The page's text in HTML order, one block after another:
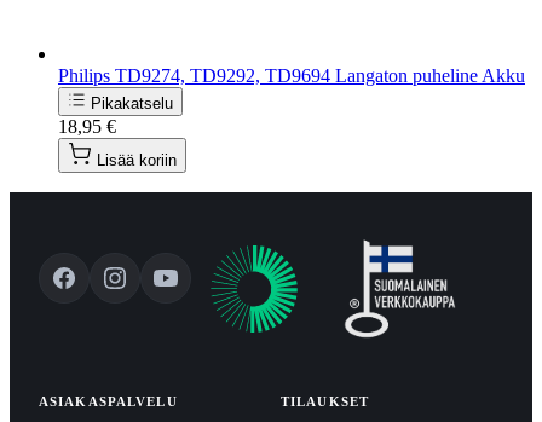
Philips TD9274, TD9292, TD9694 Langaton puheline Akku
Pikakatselu
18,95 €
Lisää koriin
ASIAKASPALVELU TILAUKSET